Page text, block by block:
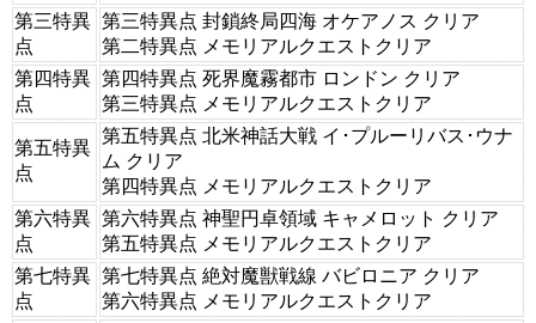
第三特異
点
第三特異点 封鎖終局四海 オケアノス クリア
第二特異点 メモリアルクエストクリア
第四特異
点
第四特異点 死界魔霧都市 ロンドン クリア
第三特異点 メモリアルクエストクリア
第五特異
点
第五特異点 北米神話大戦 イ･プルーリバス･ウナ
ム クリア
第四特異点 メモリアルクエストクリア
第六特異
点
第六特異点 神聖円卓領域 キャメロット クリア
第五特異点 メモリアルクエストクリア
第七特異
点
第七特異点 絶対魔獣戦線 バビロニア クリア
第六特異点 メモリアルクエストクリア